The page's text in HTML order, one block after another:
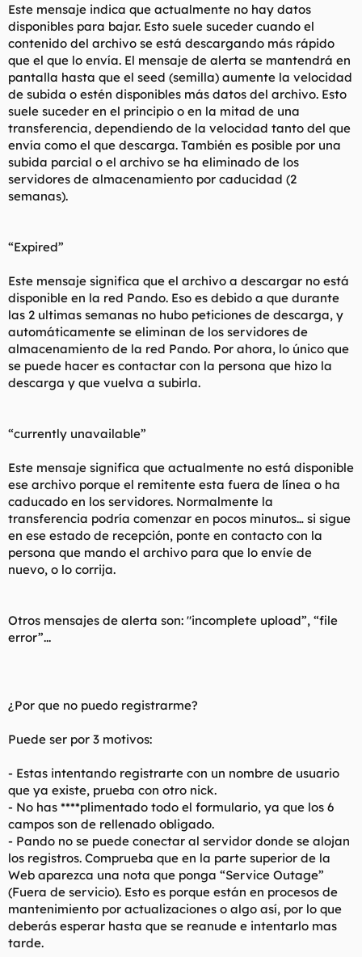
Este mensaje indica que actualmente no hay datos
disponibles para bajar. Esto suele suceder cuando el
contenido del archivo se está descargando más rápido
que el que lo envía. El mensaje de alerta se mantendrá en
pantalla hasta que el seed (semilla) aumente la velocidad
de subida o estén disponibles más datos del archivo. Esto
suele suceder en el principio o en la mitad de una
transferencia, dependiendo de la velocidad tanto del que
envía como el que descarga. También es posible por una
subida parcial o el archivo se ha eliminado de los
servidores de almacenamiento por caducidad (2
semanas).
“Expired”
Este mensaje significa que el archivo a descargar no está
disponible en la red Pando. Eso es debido a que durante
las 2 ultimas semanas no hubo peticiones de descarga, y
automáticamente se eliminan de los servidores de
almacenamiento de la red Pando. Por ahora, lo único que
se puede hacer es contactar con la persona que hizo la
descarga y que vuelva a subirla.
“currently unavailable”
Este mensaje significa que actualmente no está disponible
ese archivo porque el remitente esta fuera de línea o ha
caducado en los servidores. Normalmente la
transferencia podría comenzar en pocos minutos… si sigue
en ese estado de recepción, ponte en contacto con la
persona que mando el archivo para que lo envíe de
nuevo, o lo corrija.
Otros mensajes de alerta son: "incomplete upload”, “file
error”...
¿Por que no puedo registrarme?
Puede ser por 3 motivos:
- Estas intentando registrarte con un nombre de usuario
que ya existe, prueba con otro nick.
- No has ****plimentado todo el formulario, ya que los 6
campos son de rellenado obligado.
- Pando no se puede conectar al servidor donde se alojan
los registros. Comprueba que en la parte superior de la
Web aparezca una nota que ponga “Service Outage”
(Fuera de servicio). Esto es porque están en procesos de
mantenimiento por actualizaciones o algo así, por lo que
deberás esperar hasta que se reanude e intentarlo mas
tarde.